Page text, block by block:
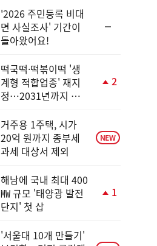
'2026 주민등록 비대
면 사실조사' 기간이
돌아왔어요!
떡국떡·떡볶이떡 '생
계형 적합업종' 재지
정…2031년까지 보
2
거주용 1주택, 시가
20억 원까지 종부세
과세 대상서 제외
NEW
해남에 국내 최대 400
㎿ 규모 '태양광 발전
단지' 첫 삽
1
'서울대 10개 만들기'